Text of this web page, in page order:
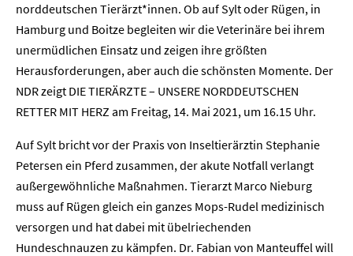
norddeutschen Tierärzt*innen. Ob auf Sylt oder Rügen, in
Hamburg und Boitze begleiten wir die Veterinäre bei ihrem
unermüdlichen Einsatz und zeigen ihre größten
Herausforderungen, aber auch die schönsten Momente. Der
NDR zeigt DIE TIERÄRZTE – UNSERE NORDDEUTSCHEN
RETTER MIT HERZ am Freitag, 14. Mai 2021, um 16.15 Uhr.
Auf Sylt bricht vor der Praxis von Inseltierärztin Stephanie
Petersen ein Pferd zusammen, der akute Notfall verlangt
außergewöhnliche Maßnahmen. Tierarzt Marco Nieburg
muss auf Rügen gleich ein ganzes Mops-Rudel medizinisch
versorgen und hat dabei mit übelriechenden
Hundeschnauzen zu kämpfen. Dr. Fabian von Manteuffel will